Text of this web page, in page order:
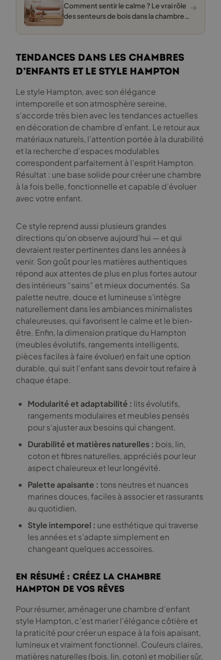
Comment sentir le calme ? Le vrai rôle
des senteurs de bois dans la chambre
→
Tendances dans les chambres
d’enfants et le style Hampton
Le style Hampton, avec son élégance
intemporelle et son atmosphère sereine,
s’accorde très bien avec les tendances actuelles
en décoration de chambre d’enfant. Le retour aux
matériaux naturels, l’attention portée à la durabilité
et la recherche d’espaces modulables
correspondent parfaitement à l’esprit Hampton.
Résultat : une base solide pour créer une chambre
à la fois belle, fonctionnelle et capable d’évoluer
avec votre enfant.
Ce style reprend aussi plusieurs grandes
directions qu’on observe aujourd’hui — et qui
devraient rester pertinentes dans les années à
venir. Son goût pour les matières authentiques
répond aux attentes de plus en plus fortes autour
des intérieurs “sains” et mieux documentés. Sa
palette neutre, douce et lumineuse s’intègre
naturellement dans les ambiances minimalistes
chaleureuses, qui favorisent le calme et le bien-
être. Enfin, la dimension pratique du Hampton
(meubles évolutifs, rangements intelligents,
pièces faciles à faire évoluer) en fait une option
durable, qui suit l’enfant sans devoir tout refaire à
chaque étape.
Modularité et adaptabilité : lits évolutifs,
rangements modulaires et meubles pensés
pour s’ajuster aux besoins qui changent.
Durabilité et matières naturelles : bois, lin,
coton et fibres naturelles, appréciés pour leur
aspect chaleureux et leur longévité.
Palette apaisante : tons neutres et nuances
marines douces, faciles à associer et rassurants
au quotidien.
Style intemporel : une esthétique qui traverse
les années et s’adapte simplement en
changeant quelques accessoires.
En résumé : créez la chambre
Hampton de vos rêves
Pour résumer, aménager une chambre d’enfant
style Hampton, c’est marier l’élégance côtière et
la praticité pour créer un espace à la fois apaisant,
lumineux et vraiment fonctionnel. Couleurs claires,
matières naturelles (bois, lin, coton) et mobilier sûr,